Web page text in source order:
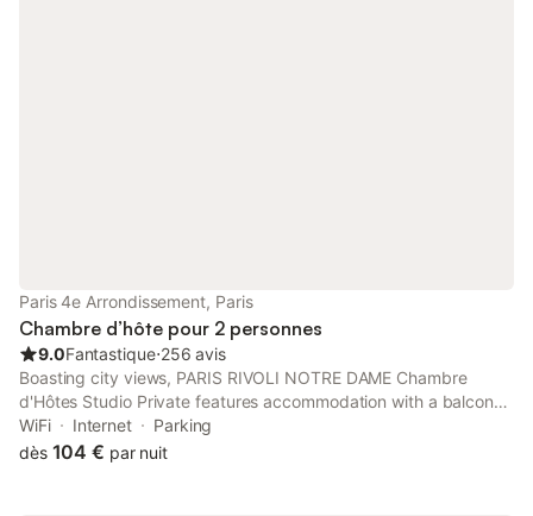
Paris 4e Arrondissement, Paris
Chambre d’hôte pour 2 personnes
9.0Fantastique⋅256 avis
Boasting city views, PARIS RIVOLI NOTRE DAME Chambre
d'Hôtes Studio Private features accommodation with a balcony,
around 1 km from Sainte-Chapelle. It is set 1.5 km from Louvre
Museum and provides a lift. The property is 1.
WiFi Internet
Parking
dès 104 € par nuit